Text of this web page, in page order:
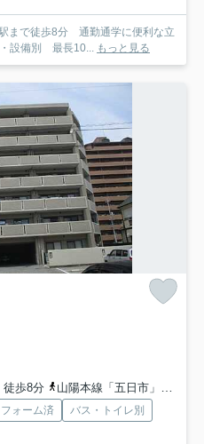
まで徒歩8分 通勤通学に便利な立
設備別 最長10...
もっと見る
歩8分
山陽本線「五日市」駅 徒歩17分
フォーム済
バス・トイレ別